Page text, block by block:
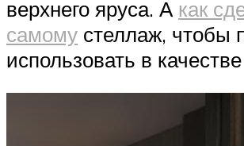
верхнего яруса. А как
самому стеллаж, чтобы
использовать в